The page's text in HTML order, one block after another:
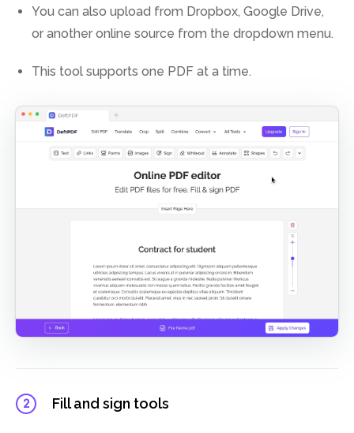
You can also upload from Dropbox, Google Drive,
or another online source from the dropdown menu.
This tool supports one PDF at a time.
2 Fill and sign tools